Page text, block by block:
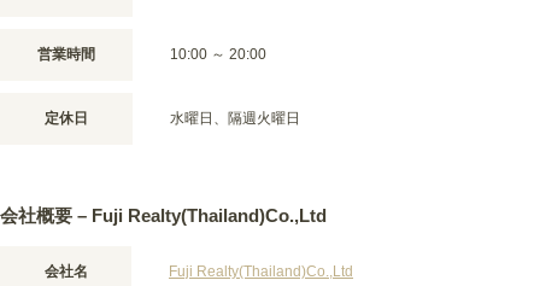
営業時間 10:00 ～ 20:00
定休日 水曜日、隔週火曜日
会社概要 – Fuji Realty(Thailand)Co.,Ltd
会社名 Fuji Realty(Thailand)Co.,Ltd